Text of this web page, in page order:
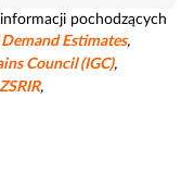
pochodzących
Estimates,
Council (IGC),
,